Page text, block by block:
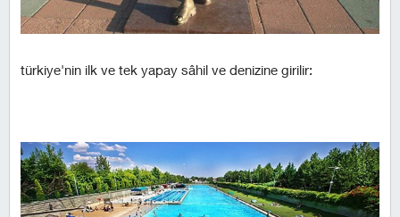
türkiye'nin ilk ve tek yapay sâhil ve denizine girilir: